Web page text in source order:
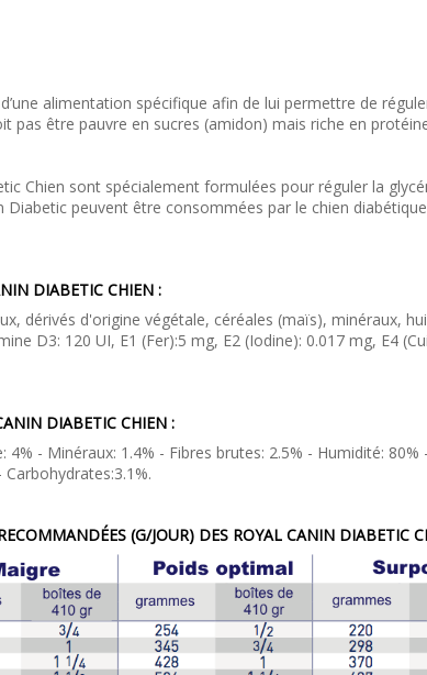
alimentation spécifique afin de lui permettre de
pas être pauvre en sucres (amidon) mais riche en
Chien sont spécialement formulées pour réguler la
Diabetic peuvent être consommées par le chien
DIABETIC CHIEN :
dérivés d'origine végétale, céréales (maïs), minéraux,
D3: 120 UI, E1 (Fer):5 mg, E2 (Iodine): 0.017 mg, E4
DIABETIC CHIEN :
4% - Minéraux: 1.4% - Fibres brutes: 2.5% - Humidité:
Carbohydrates:3.1%.
(G/JOUR) DES ROYAL CANIN DIABETIC